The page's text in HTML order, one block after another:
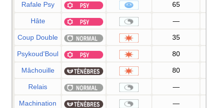
Rafale Psy 65
Hâte —
Coup Double 35
Psykoud'Boul 80
Mâchouille 80
Relais —
Machination —